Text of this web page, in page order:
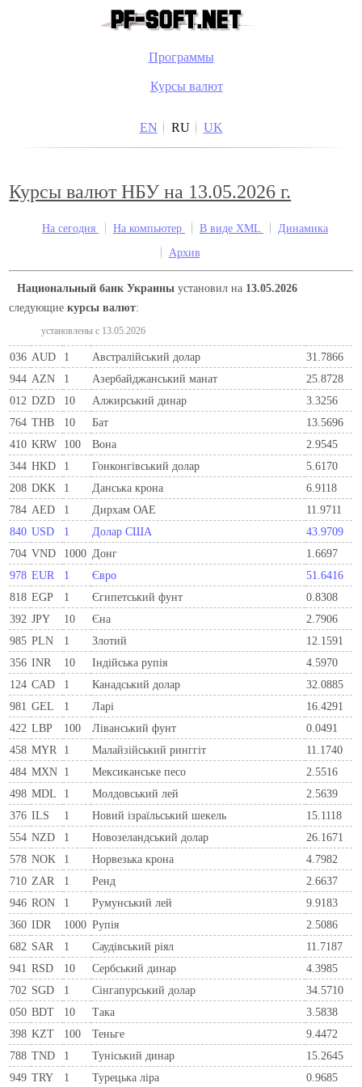
Программы
Курсы валют
EN RU UK
Курсы валют НБУ на 13.05.2026 г.
На сегодня На компьютер В виде XML
Динамика
Архив
Национальный банк Украины установил на 13.05.2026
следующиекурсы валют:
установлены c 13.05.2026
036 AUD 1 Австралійський долар
31.7866
944 AZN 1 Азербайджанський манат
25.8728
012 DZD 10 Алжирський динар
3.3256
764 THB 10 Бат
13.5696
410 KRW 100 Вона
2.9545
344 HKD 1 Гонконгівський долар
5.6170
208 DKK 1 Данська крона
6.9118
784 AED 1 Дирхам ОАЕ
11.9711
840 USD 1 Долар США
43.9709
704 VND 1000 Донг
1.6697
978 EUR 1 Євро
51.6416
818 EGP 1 Єгипетський фунт
0.8308
392 JPY 10 Єна
2.7906
985 PLN 1 Злотий
12.1591
356 INR 10 Індійська рупія
4.5970
124 CAD 1 Канадський долар
32.0885
981 GEL 1 Ларi
16.4291
422 LBP 100 Ліванський фунт
0.0491
458 MYR 1 Малайзійський ринггіт
11.1740
484 MXN 1 Мексиканське песо
2.5516
498 MDL 1 Молдовський лей
2.5639
376 ILS 1 Новий ізраїльський шекель
15.1118
554 NZD 1 Новозеландський долар
26.1671
578 NOK 1 Норвезька крона
4.7982
710 ZAR 1 Ренд
2.6637
946 RON 1 Румунський лей
9.9183
360 IDR 1000 Рупія
2.5086
682 SAR 1 Саудівський ріял
11.7187
941 RSD 10 Сербський динар
4.3985
702 SGD 1 Сінгапурський долар
34.5710
050 BDT 10 Така
3.5838
398 KZT 100 Теньге
9.4472
788 TND 1 Туніський динар
15.2645
949 TRY 1 Турецька ліра 0.9685